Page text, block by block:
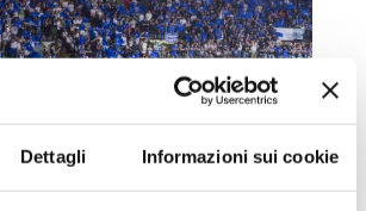
Dettagli Informazioni sui cookie
NUMERO DI ABBONATI DELLA
RIAPRE PER UN’ALTRA